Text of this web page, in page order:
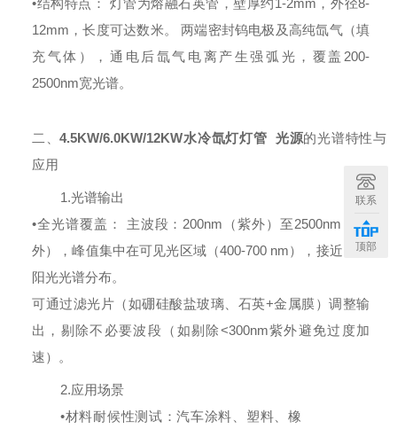
•结构特点： 灯管为熔融石英管，壁厚约 1-2mm，外径8-
12mm，长度可达数米。
两端密封钨电极及高纯氙气（填
充气体），通电后氙气电离产生强弧光，覆盖 200-
2500nm宽光谱。
二、4.5KW/6.0KW/12KW水冷氙灯灯管 光源的光谱特性与
应用
1.光谱输出
•全光谱覆盖：
主波段： 200nm（紫外）至2500nm（红
外），峰值集中在可见光区域（400-700 nm），接近自然
阳光光谱分布。
可通过滤光片（如硼硅酸盐玻璃、石英+金属膜）调整输
出，剔除不必要波段（如剔除<300nm紫外避免过度加
速）。
2.应用场景
•材料耐候性测试：汽车涂料、塑料、橡
联系
顶部